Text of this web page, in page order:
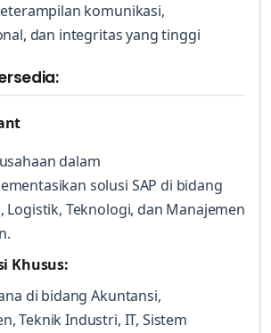
komunikasi,
dan integritas yang tinggi
dalam
solusi SAP di bidang
Logistik, Teknologi, dan Manajemen
Khusus:
di bidang Akuntansi,
Teknik Industri, IT, Sistem